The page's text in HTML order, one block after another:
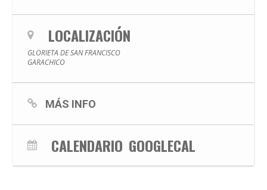
LOCALIZACIÓN
GLORIETA DE SAN FRANCISCO
GARACHICO
MÁS INFO
CALENDARIO GOOGLECAL